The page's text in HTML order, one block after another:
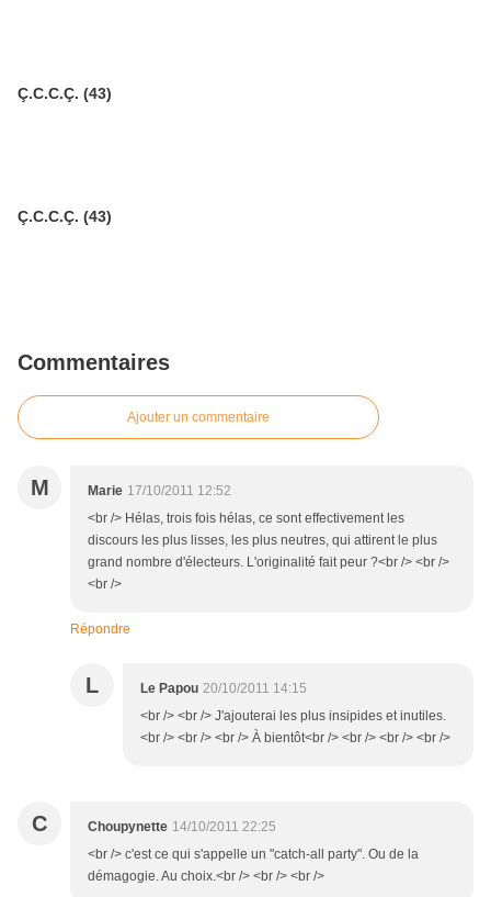
Ç.C.C.Ç. (43)
Ç.C.C.Ç. (43)
Commentaires
Ajouter un commentaire
M Marie 17/10/2011 12:52
<br /> Hélas, trois fois hélas, ce sont effectivement les
discours les plus lisses, les plus neutres, qui attirent le plus
grand nombre d'électeurs. L'originalité fait peur ?<br /> <br />
<br />
Répondre
L Le Papou 20/10/2011 14:15
<br /> <br /> J'ajouterai les plus insipides et inutiles.
<br /> <br /> <br /> À bientôt<br /> <br /> <br /> <br />
C Choupynette 14/10/2011 22:25
<br /> c'est ce qui s'appelle un "catch-all party". Ou de la
démagogie. Au choix.<br /> <br /> <br />